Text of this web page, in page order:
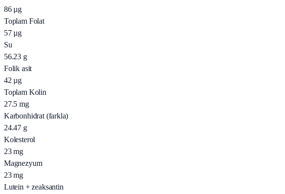
86 µg
Toplam Folat
57 µg
Su
56.23 g
Folik asit
42 µg
Toplam Kolin
27.5 mg
Karbonhidrat (farkla)
24.47 g
Kolesterol
23 mg
Magnezyum
23 mg
Lutein + zeaksantin